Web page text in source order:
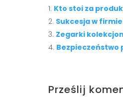
Kto stoi za
Sukcesja w
Zegarki
Bezpieczeństwo
Prześlij